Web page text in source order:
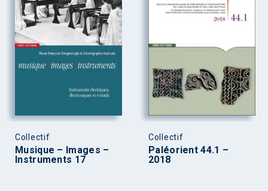
Collectif
Musique – Images –
Instruments 17
Collectif
Paléorient 44.1 –
2018